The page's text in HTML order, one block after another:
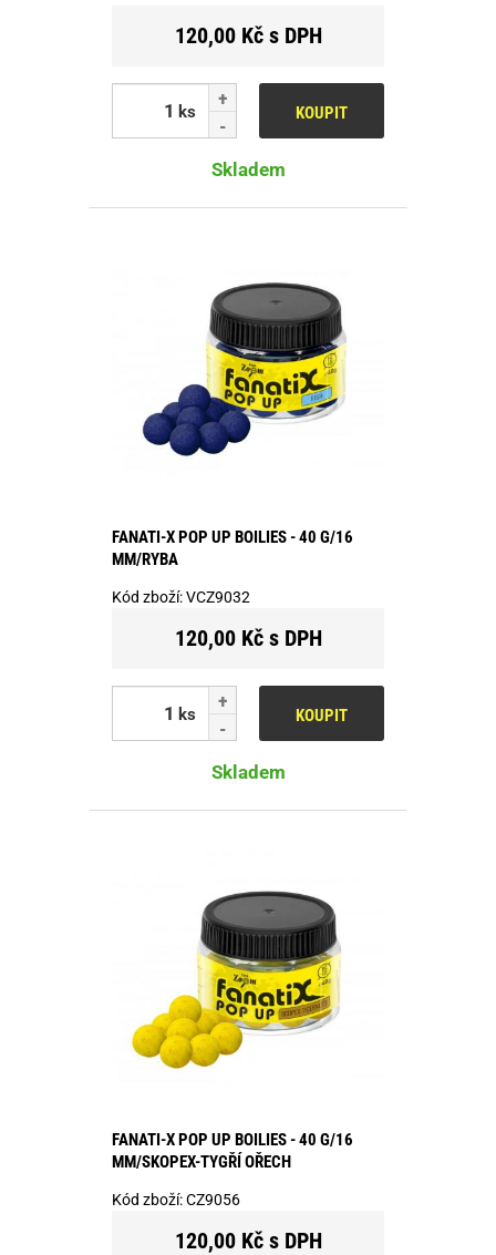
120,00 Kč s DPH
ks KOUPIT
Skladem
FANATI-X POP UP BOILIES - 40 G/16
MM/RYBA
Kód zboží:VCZ9032
120,00 Kč s DPH
ks KOUPIT
Skladem
FANATI-X POP UP BOILIES - 40 G/16
MM/SKOPEX-TYGŘÍ OŘECH
Kód zboží:CZ9056
120,00 Kč s DPH